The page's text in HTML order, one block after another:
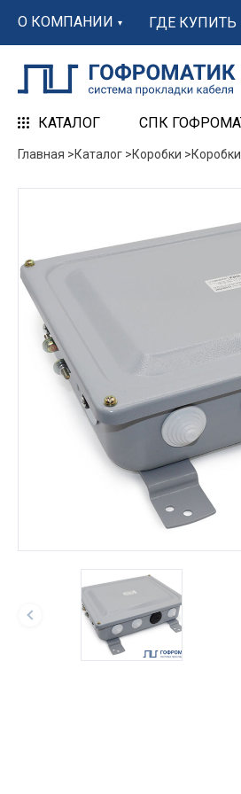
О КОМПАНИИ ГДЕ КУПИТЬ
КАТАЛОГ СПК
Главная >Каталог >Коробки >